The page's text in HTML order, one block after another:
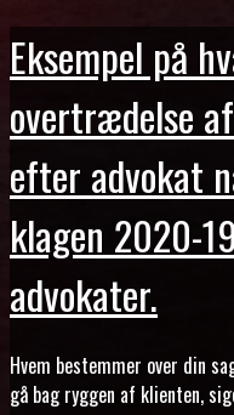
Eksempel på
overtrædelse
efter advokat
klagen 2020-
advokater.
Hvem bestemmer over din
gå bag ryggen af klienten,